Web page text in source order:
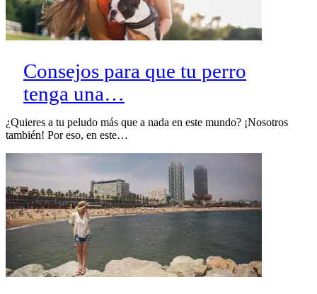
Consejos para que tu perro
tenga una…
¿Quieres a tu peludo más que a nada en este mundo? ¡Nosotros
también! Por eso, en este…